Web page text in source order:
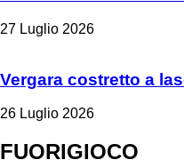
27 Luglio 2026
Vergara costretto a
26 Luglio 2026
FUORIGIOCO